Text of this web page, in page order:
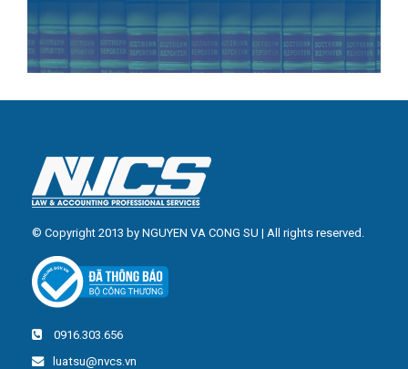
© Copyright 2013 by NGUYEN VA CONG SU | All rights reserved.
0916.303.656
luatsu@nvcs.vn